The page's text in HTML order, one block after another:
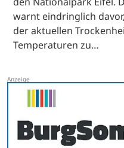
warnt eindringlich
der aktuellen
Temperaturen zu…